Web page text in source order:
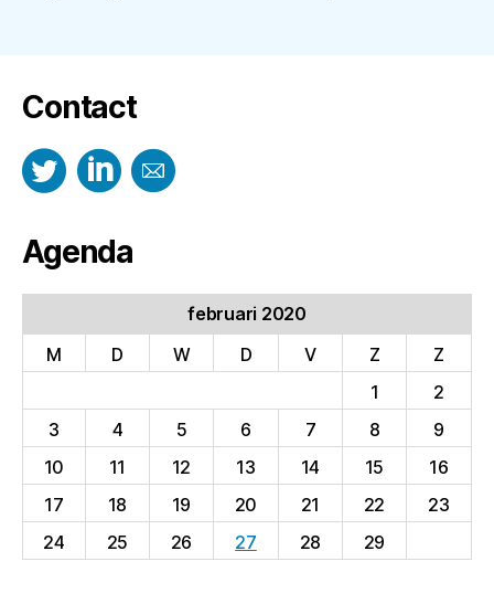
Contact
Agenda
februari 2020
M
D W D V Z
Z
1
2
3
4 5 6 7 8
9
10
11 12 13 14 15
16
17
18 19 20 21 22
23
24
25 26 27 28 29